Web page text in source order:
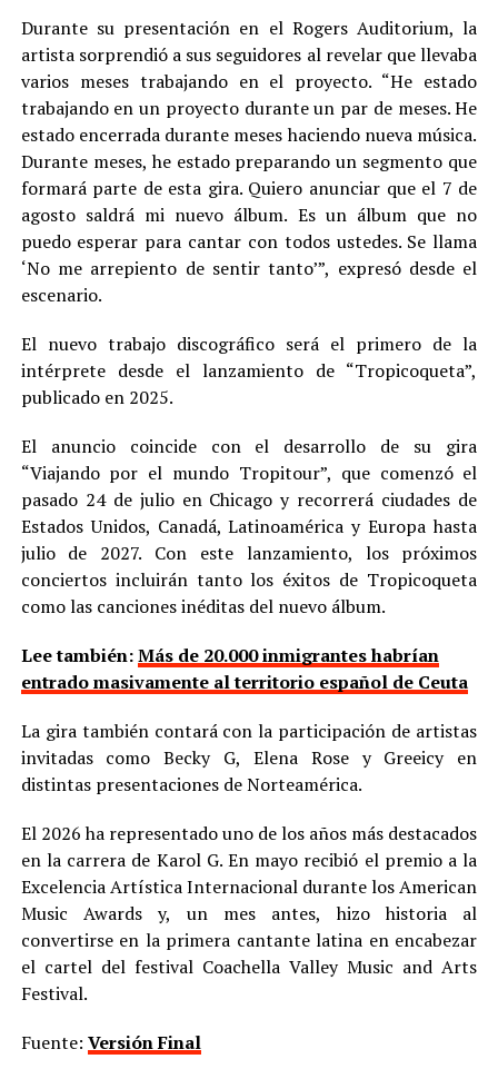
Durante su presentación en el Rogers Auditorium, la
artista sorprendió a sus seguidores al revelar que llevaba
varios meses trabajando en el proyecto. “He estado
trabajando en un proyecto durante un par de meses. He
estado encerrada durante meses haciendo nueva música.
Durante meses, he estado preparando un segmento que
formará parte de esta gira. Quiero anunciar que el 7 de
agosto saldrá mi nuevo álbum. Es un álbum que no
puedo esperar para cantar con todos ustedes. Se llama
‘No me arrepiento de sentir tanto’”, expresó desde el
escenario.
El nuevo trabajo discográfico será el primero de la
intérprete desde el lanzamiento de “Tropicoqueta”,
publicado en 2025.
El anuncio coincide con el desarrollo de su gira
“Viajando por el mundo Tropitour”, que comenzó el
pasado 24 de julio en Chicago y recorrerá ciudades de
Estados Unidos, Canadá, Latinoamérica y Europa hasta
julio de 2027. Con este lanzamiento, los próximos
conciertos incluirán tanto los éxitos de Tropicoqueta
como las canciones inéditas del nuevo álbum.
Lee también:Más de 20.000 inmigrantes habrían
entrado masivamente al territorio español de Ceuta
La gira también contará con la participación de artistas
invitadas como Becky G, Elena Rose y Greeicy en
distintas presentaciones de Norteamérica.
El 2026 ha representado uno de los años más destacados
en la carrera de Karol G. En mayo recibió el premio a la
Excelencia Artística Internacional durante los American
Music Awards y, un mes antes, hizo historia al
convertirse en la primera cantante latina en encabezar
el cartel del festival Coachella Valley Music and Arts
Festival.
Fuente: Versión Final